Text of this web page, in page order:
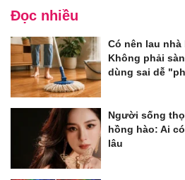
Đọc nhiều
Có nên lau
Không phải
dùng sai dễ
Người sống
hồng hào: Ai
lâu